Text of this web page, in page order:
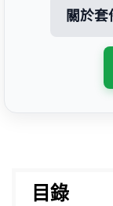
關於套
目錄